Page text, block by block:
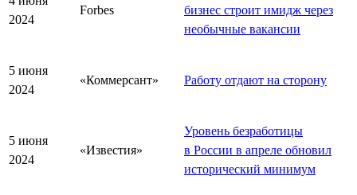
2024
Forbes
бизнес строит имидж через
необычные вакансии
5 июня
2024
«Коммерсант» Работу отдают на сторону
5 июня
2024
«Известия»
Уровень безработицы
в России в апреле обновил
исторический минимум